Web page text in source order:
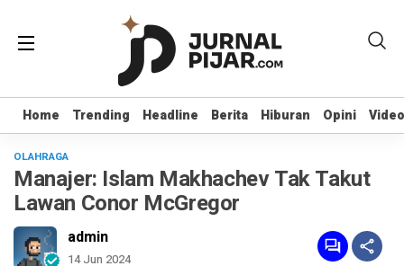
Home Trending Headline Berita Hiburan Opini Video
Home Trending Headline Berita Hiburan Opini Video
OLAHRAGA
Manajer: Islam Makhachev Tak Takut
Lawan Conor McGregor
admin
14 Jun 2024